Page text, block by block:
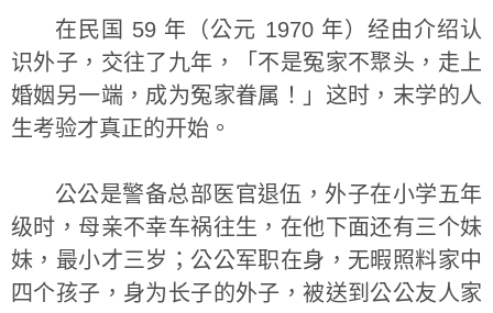
在民国 59 年（公元 1970 年）经由介绍认
识外子，交往了九年，「不是冤家不聚头，走上
婚姻另一端，成为冤家眷属！」这时，末学的人
生考验才真正的开始。
公公是警备总部医官退伍，外子在小学五年
级时，母亲不幸车祸往生，在他下面还有三个妹
妹，最小才三岁；公公军职在身，无暇照料家中
四个孩子，身为长子的外子，被送到公公友人家